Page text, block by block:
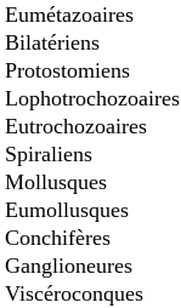
Eumétazoaires
Bilatériens
Protostomiens
Lophotrochozoaires
Eutrochozoaires
Spiraliens
Mollusques
Eumollusques
Conchifères
Ganglioneures
Viscéroconques